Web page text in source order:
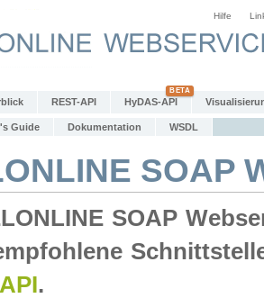
Hilfe
REST-API HyDAS-API
Guide Dokumentation WSDL
SOAP
SOAP
.